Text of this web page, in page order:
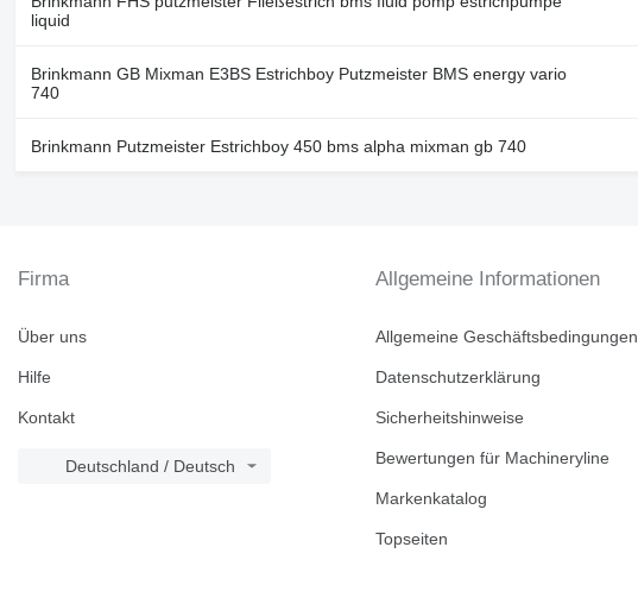
liquid
Brinkmann GB Mixman E3BS Estrichboy Putzmeister BMS energy vario
740
Brinkmann Putzmeister Estrichboy 450 bms alpha mixman gb 740
Firma
Über uns
Hilfe
Kontakt
Deutschland / Deutsch
Allgemeine Informationen
Allgemeine Geschäftsbedingungen
Datenschutzerklärung
Sicherheitshinweise
Bewertungen für Machineryline
Markenkatalog
Topseiten